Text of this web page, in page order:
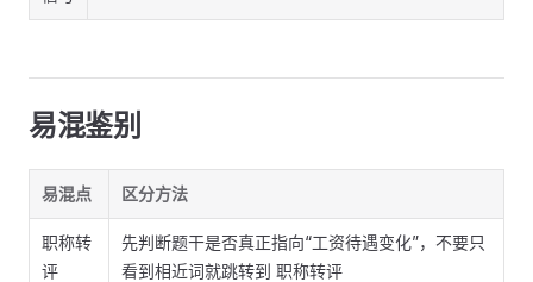
易混鉴别
易混点 区分方法
职称转
评
先判断题干是否真正指向“工资待遇变化”，不要只
看到相近词就跳转到 职称转评